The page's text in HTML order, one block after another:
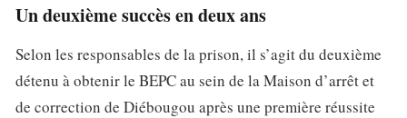
Un deuxième succès en deux ans
Selon les responsables de la prison, il s’agit du deuxième
détenu à obtenir le BEPC au sein de la Maison d’arrêt et
de correction de Diébougou après une première réussite